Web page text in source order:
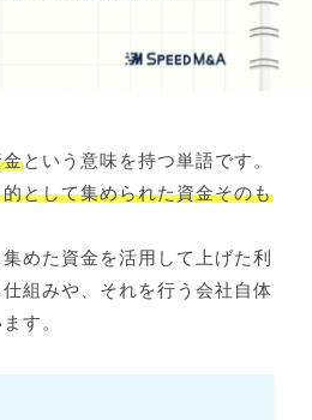
金という意味を持つ単語です。
として集められた資金そのも
めた資金を活用して上げた利
組みや、それを行う会社自体
す。